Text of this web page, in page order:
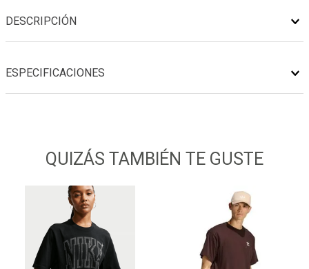
DESCRIPCIÓN
ESPECIFICACIONES
QUIZÁS TAMBIÉN TE GUSTE